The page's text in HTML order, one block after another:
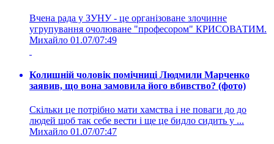
Вчена рада у ЗУНУ - це організоване злочинне
угрупування очолюване "професором" КРИСОВАТИМ.
Михайло 01.07/07:49
Колишній чоловік помічниці Людмили Марченко
заявив, що вона замовила його вбивство? (фото)
Скільки це потрібно мати хамства і не поваги до до
людей щоб так себе вести і ще це бидло сидить у ...
Михайло 01.07/07:47